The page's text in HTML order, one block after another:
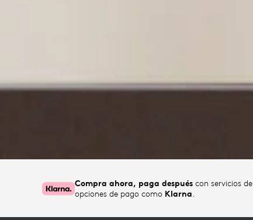
Compra ahora, paga después con servicios de
opciones de pago como Klarna